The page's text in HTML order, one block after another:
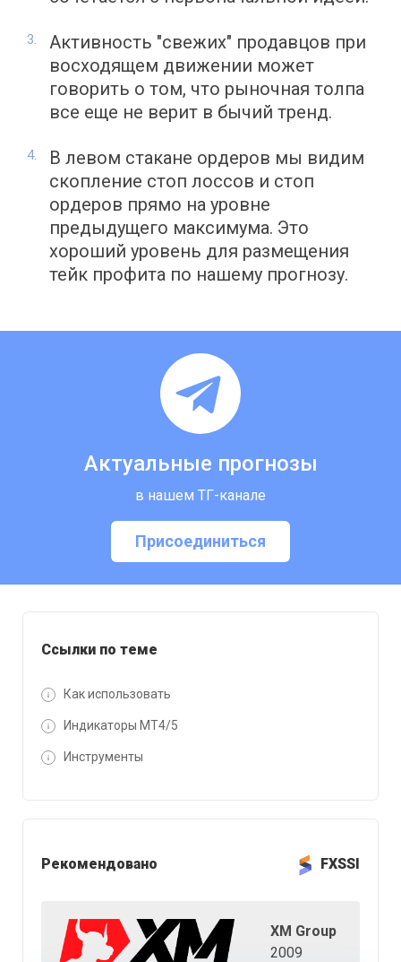
Ссылки по теме
Как использовать
Индикаторы MT4/5
Инструменты
Рекомендовано FXSSI
XM Group
2009
Активность "свежих" продавцов при
восходящем движении может
говорить о том, что рыночная толпа
все еще не верит в бычий тренд.
В левом стакане ордеров мы видим
скопление стоп лоссов и стоп
ордеров прямо на уровне
предыдущего максимума. Это
хороший уровень для размещения
тейк профита по нашему прогнозу.
Актуальные прогнозы
в нашем ТГ-канале
Присоединиться